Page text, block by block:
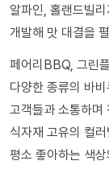
알파인, 홀랜드빌
개발해 맛 대결을
페어리BBQ, 그린
다양한 종류의 바
고객들과 소통하며
식자재 고유의 컬
평소 좋아하는 색